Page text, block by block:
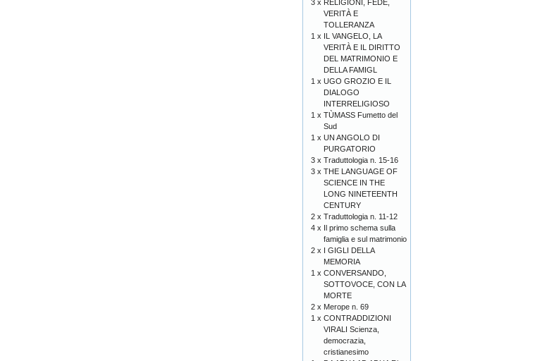
3 x RELIGIONI, FEDE,
VERITÀ E
TOLLERANZA
1 x IL VANGELO, LA
VERITÀ E IL DIRITTO
DEL MATRIMONIO E
DELLA FAMIGL
1 x UGO GROZIO E IL
DIALOGO
INTERRELIGIOSO
1 x TÙMASS Fumetto del
Sud
1 x UN ANGOLO DI
PURGATORIO
3 x Traduttologia n. 15-16
3 x THE LANGUAGE OF
SCIENCE IN THE
LONG NINETEENTH
CENTURY
2 x Traduttologia n. 11-12
4 x Il primo schema sulla
famiglia e sul matrimonio
2 x I GIGLI DELLA
MEMORIA
1 x CONVERSANDO,
SOTTOVOCE, CON LA
MORTE
2 x Merope n. 69
1 x CONTRADDIZIONI
VIRALI Scienza,
democrazia,
cristianesimo